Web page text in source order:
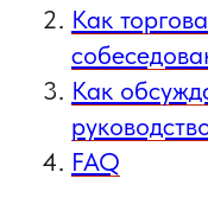
Как
Как
FAQ